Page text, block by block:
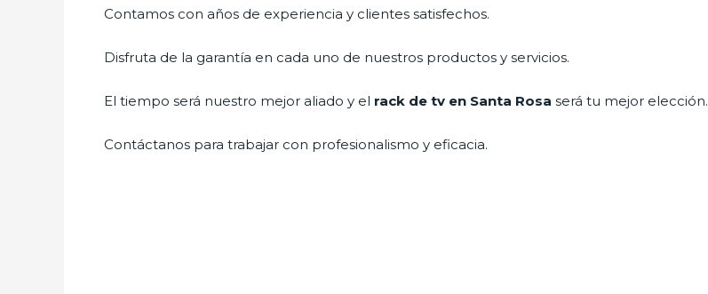
Contamos con años de experiencia y clientes satisfechos.
Disfruta de la garantía en cada uno de nuestros productos y servicios.
El tiempo será nuestro mejor aliado y el rack de tv en Santa Rosa será tu mejor elección.
Contáctanos para trabajar con profesionalismo y eficacia.